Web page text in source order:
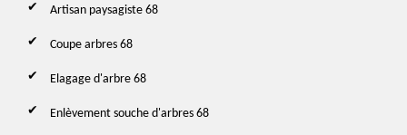
Artisan paysagiste 68
Coupe arbres 68
Elagage d'arbre 68
Enlèvement souche d'arbres 68